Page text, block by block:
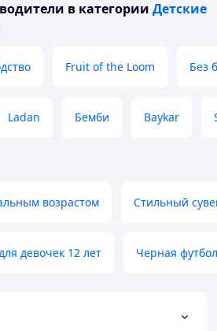
в категории Детские
Fruit of the Loom Без
Ladan Бемби Baykar
возрастом Стильный
девочек 12 лет Черная